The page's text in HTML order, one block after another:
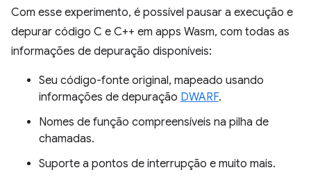
Com esse experimento, é possível pausar a execução e
depurar código C e C++ em apps Wasm, com todas as
informações de depuração disponíveis:
Seu código-fonte original, mapeado usando
informações de depuração DWARF.
Nomes de função compreensíveis na pilha de
chamadas.
Suporte a pontos de interrupção e muito mais.